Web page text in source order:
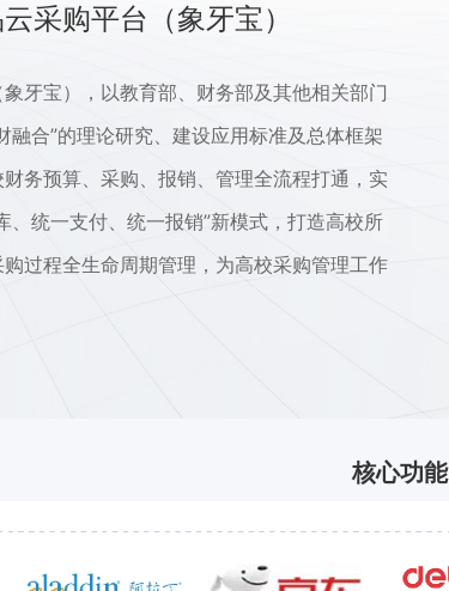
采购平台（象牙宝）
牙宝），以教育部、财务部及其他相关部门
融合”的理论研究、建设应用标准及总体框架
务预算、采购、报销、管理全流程打通，实
、统一支付、统一报销”新模式，打造高校所
过程全生命周期管理，为高校采购管理工作
核心功能